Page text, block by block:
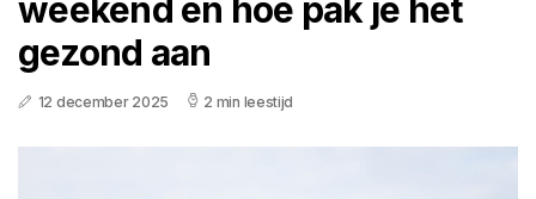
weekend en hoe pak je het
gezond aan
12 december 2025 2 min leestijd